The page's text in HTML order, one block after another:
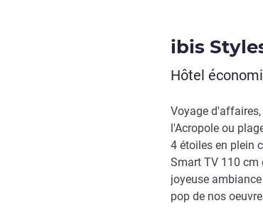
ibis
Hôtel
Voyage
l'Acropole ou
4 étoiles en plein
Smart TV 110 cm
joyeuse
pop de nos